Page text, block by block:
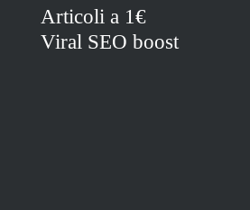
Articoli a 1€
Viral SEO boost